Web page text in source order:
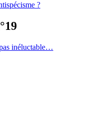
?
inéluctable…